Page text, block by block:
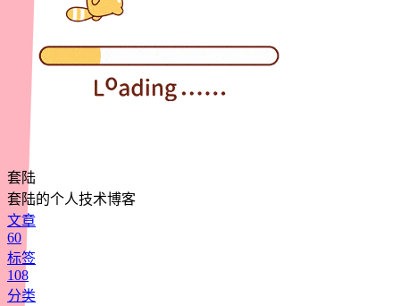
套陆
套陆的个人技术博客
文章
60
标签
108
分类